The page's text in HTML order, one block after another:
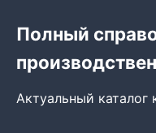
Полный
Актуальный